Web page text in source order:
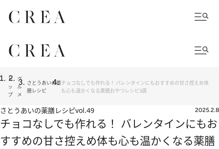
ト
ッ
プ
グ
ル
メ
さとうあいの薬
膳レシピ
チョコなしでも作れる！ バレンタインにもおすすめの甘さ控えめ体
も心も温かくなる薬膳おやつレシピ3選
さとうあいの薬膳レシピvol.49 2025.2.8
チョコなしでも作れる！ バレンタインにもお
すすめの甘さ控えめ体も心も温かくなる薬膳